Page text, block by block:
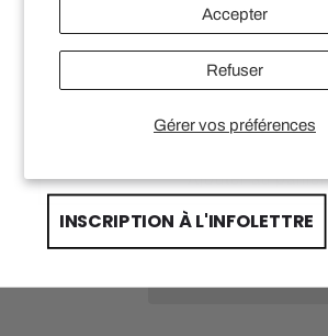
Gérer vos préférences
Accepter
Refuser
LG G7
Case Type
Ajouter au panier
First Name
INSCRIPTION À L'INFOLETTRE